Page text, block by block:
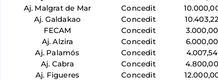
Aj. Malgrat de Mar
Concedit
Aj. Galdakao
Concedit
FECAM
Concedit
3.000,00
Aj. Alzira
Concedit
6.000,00
Aj. Palamós
Concedit
4.007,54
Aj. Cabra
Concedit
4.800,00
Aj. Figueres
Concedit